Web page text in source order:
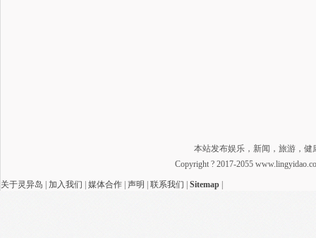
本站发布娱乐，新闻，旅游，
Copyright ? 2017-2055
关于灵异岛 加入我们 媒体合作 声明 联系我们 Sitemap